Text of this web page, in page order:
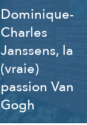
Dominique-
Charles
Janssens, la
(vraie)
passion Van
Gogh